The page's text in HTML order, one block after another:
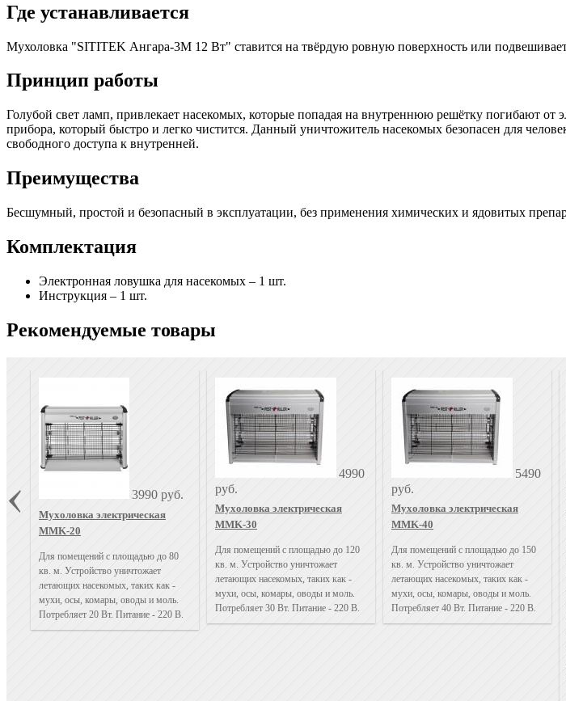
Где устанавливается
Мухоловка "SITITEK Ангара-3М 12 Вт" ставится на твёрдую ровную поверхность или
Принцип работы
Голубой свет ламп, привлекает насекомых, которые попадая на внутреннюю решётку погибают от
прибора, который быстро и легко чистится. Данный уничтожитель насекомых безопасен для
свободного доступа к внутренней.
Преимущества
Бесшумный, простой и безопасный в эксплуатации, без применения химических и ядовитых
Комплектация
Электронная ловушка для насекомых – 1 шт.
Инструкция – 1 шт.
Рекомендуемые товары
3990 руб.
Мухоловка электрическая
MMK-20
Для помещений с площадью до 80
кв. м. Устройство уничтожает
летающих насекомых, таких как -
мухи, осы, комары, оводы и моль.
Потребляет 20 Вт. Питание - 220 В.
4990
руб.
Мухоловка электрическая
MMK-30
Для помещений с площадью до 120
кв. м. Устройство уничтожает
летающих насекомых, таких как -
мухи, осы, комары, оводы и моль.
Потребляет 30 Вт. Питание - 220 В.
5490
руб.
Мухоловка электрическая
MMK-40
Для помещений с площадью до 150
кв. м. Устройство уничтожает
летающих насекомых, таких как -
мухи, осы, комары, оводы и моль.
Потребляет 40 Вт. Питание - 220 В.